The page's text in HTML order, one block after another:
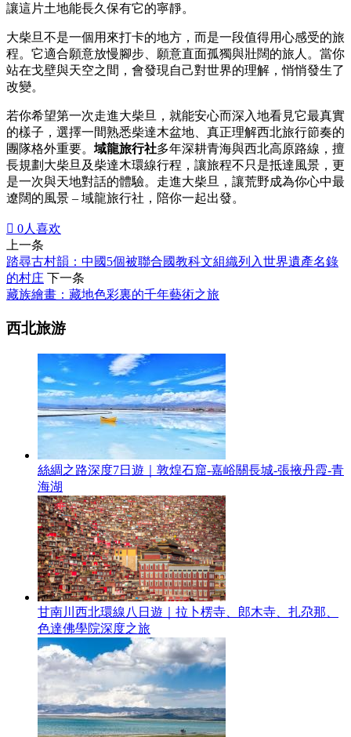
讓這片土地能長久保有它的寧靜。
大柴旦不是一個用來打卡的地方，而是一段值得用心感受的旅
程。它適合願意放慢腳步、願意直面孤獨與壯闊的旅人。當你
站在戈壁與天空之間，會發現自己對世界的理解，悄悄發生了
改變。
若你希望第一次走進大柴旦，就能安心而深入地看見它最真實
的樣子，選擇一間熟悉柴達木盆地、真正理解西北旅行節奏的
團隊格外重要。 域龍旅行社多年深耕青海與西北高原路線，擅
長規劃大柴旦及柴達木環線行程，讓旅程不只是抵達風景，更
是一次與天地對話的體驗。走進大柴旦，讓荒野成為你心中最
遼闊的風景 – 域龍旅行社，陪你一起出發。
 0人喜欢
上一条
踏尋古村韻：中國5個被聯合國教科文組織列入世界遺產名錄
的村庄 下一条
藏族繪畫：藏地色彩裏的千年藝術之旅
西北旅游
絲綢之路深度7日遊｜敦煌石窟-嘉峪關長城-張掖丹霞-青
海湖
甘南川西北環線八日遊｜拉卜楞寺、郎木寺、扎尕那、
色達佛學院深度之旅